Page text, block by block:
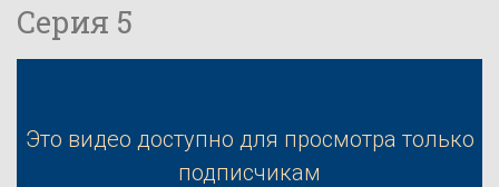
Серия 5
Это видео доступно для просмотра только
подписчикам